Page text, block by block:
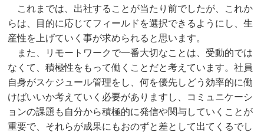
これまでは、出社することが当たり前でしたが、これか
らは、目的に応じてフィールドを選択できるようにし、生
産性を上げていく事が求められると思います。
また、リモートワークで一番大切なことは、受動的では
なくて、積極性をもって働くことだと考えています。社員
自身がスケジュール管理をし、何を優先しどう効率的に働
けばいいか考えていく必要がありますし、コミュニケーシ
ョンの課題も自分から積極的に発信や関与していくことが
重要で、それらが成果にもおのずと差として出てくるでし